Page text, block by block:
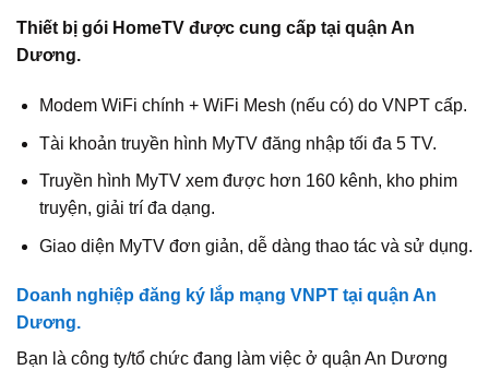
Thiết bị gói HomeTV được cung cấp tại quận An
Dương.
Modem WiFi chính + WiFi Mesh (nếu có) do VNPT cấp.
Tài khoản truyền hình MyTV đăng nhập tối đa 5 TV.
Truyền hình MyTV xem được hơn 160 kênh, kho phim
truyện, giải trí đa dạng.
Giao diện MyTV đơn giản, dễ dàng thao tác và sử dụng.
Doanh nghiệp đăng ký lắp mạng VNPT tại quận An
Dương.
Bạn là công ty/tổ chức đang làm việc ở quận An Dương